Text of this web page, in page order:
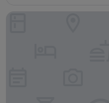
New Songtan Hotel